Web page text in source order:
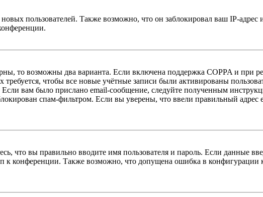
пользователей. Также возможно, что он заблокировал ваш IP-адрес
то возможны два варианта. Если включена поддержка COPPA и при
чтобы все новые учётные записи были активированы
вам было прислано email-сообщение, следуйте полученным
спам-фильтром. Если вы уверены, что ввели правильный адрес
что вы правильно вводите имя пользователя и пароль. Если данные
к конференции. Также возможно, что допущена ошибка в конфигурации